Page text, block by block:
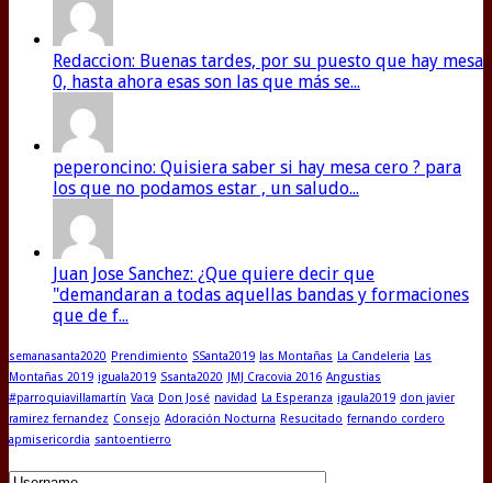
Redaccion: Buenas tardes, por su puesto que hay mesa
0, hasta ahora esas son las que más se...
peperoncino: Quisiera saber si hay mesa cero ? para
los que no podamos estar , un saludo...
Juan Jose Sanchez: ¿Que quiere decir que
"demandaran a todas aquellas bandas y formaciones
que de f...
semanasanta2020 Prendimiento SSanta2019 las Montañas La Candeleria Las
Montañas 2019 iguala2019 Ssanta2020 JMJ Cracovia 2016 Angustias
#parroquiavillamartín Vaca Don José navidad La Esperanza igaula2019 don javier
ramirez fernandez Consejo Adoración Nocturna Resucitado fernando cordero
apmisericordia santoentierro